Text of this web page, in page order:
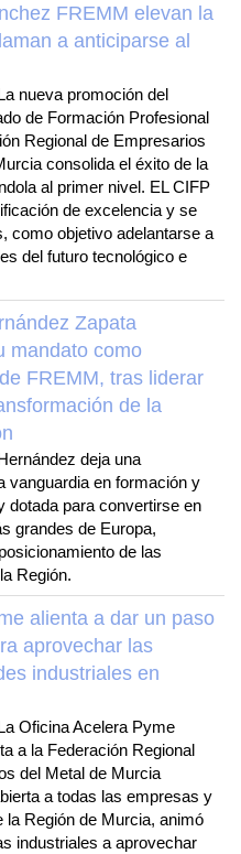
FREMM elevan la
a anticiparse al
nueva promoción del
de Formación Profesional
Regional de Empresarios
consolida el éxito de la
al primer nivel. EL CIFP
de excelencia y se
como objetivo adelantarse a
del futuro tecnológico e
Zapata
mandato como
FREMM, tras liderar
de la
deja una
vanguardia en formación y
dotada para convertirse en
grandes de Europa,
de las
Región.
alienta a dar un paso
aprovechar las
industriales en
Oficina Acelera Pyme
a la Federación Regional
del Metal de Murcia
a todas las empresas y
la Región de Murcia, animó
industriales a aprovechar